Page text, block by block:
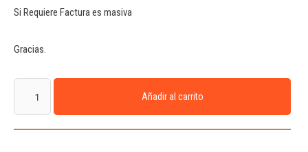
Si Requiere Factura es masiva
Gracias.
Añadir al carrito